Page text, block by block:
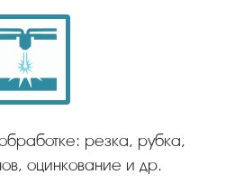
резка, рубка,
оцинкование и др.